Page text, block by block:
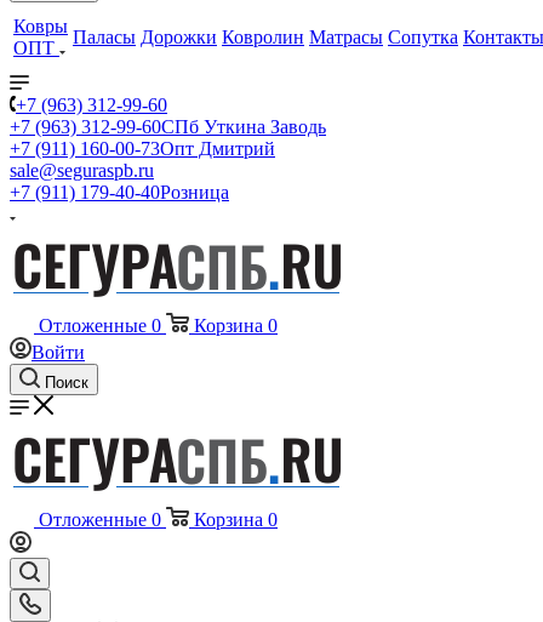
Ковры
ОПТ
Паласы Дорожки Ковролин Матрасы Сопутка Контакты
+7 (963) 312-99-60
+7 (963) 312-99-60СПб Уткина Заводь
+7 (911) 160-00-73Опт Дмитрий
sale@seguraspb.ru
+7 (911) 179-40-40Розница
Отложенные 0 Корзина 0
Войти
Поиск
Отложенные 0 Корзина 0